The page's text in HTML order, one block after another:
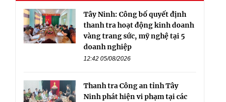
Tây Ninh: Công bố quyết định
thanh tra hoạt động kinh doanh
vàng trang sức, mỹ nghệ tại 5
doanh nghiệp
12:42 05/08/2026
Thanh tra Công an tỉnh Tây
Ninh phát hiện vi phạm tại các